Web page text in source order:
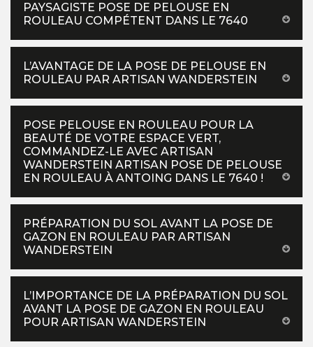
PAYSAGISTE POSE DE PELOUSE EN
ROULEAU COMPÉTENT DANS LE 7640
L’AVANTAGE DE LA POSE DE PELOUSE EN
ROULEAU PAR ARTISAN WANDERSTEIN
POSE PELOUSE EN ROULEAU POUR LA
BEAUTÉ DE VOTRE ESPACE VERT,
COMMANDEZ-LE AVEC ARTISAN
WANDERSTEIN ARTISAN POSE DE PELOUSE
EN ROULEAU À ANTOING DANS LE 7640 !
PRÉPARATION DU SOL AVANT LA POSE DE
GAZON EN ROULEAU PAR ARTISAN
WANDERSTEIN
L’IMPORTANCE DE LA PRÉPARATION DU SOL
AVANT LA POSE DE GAZON EN ROULEAU
POUR ARTISAN WANDERSTEIN